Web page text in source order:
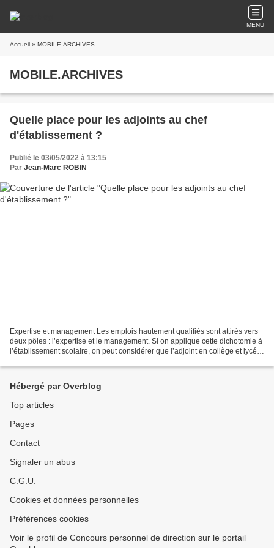
MENU
Accueil » MOBILE.ARCHIVES
MOBILE.ARCHIVES
Quelle place pour les adjoints au chef
d'établissement ?
Publié le 03/05/2022 à 13:15
Par Jean-Marc ROBIN
Expertise et management Les emplois hautement qualifiés sont attirés vers
deux pôles : l’expertise et le management. Si on applique cette dichotomie à
l’établissement scolaire, on peut considérer que l’adjoint en collège et lycée
Hébergé par Overblog
Top articles
Pages
Contact
Signaler un abus
C.G.U.
Cookies et données personnelles
Préférences cookies
Voir le profil de Concours personnel de direction sur le portail